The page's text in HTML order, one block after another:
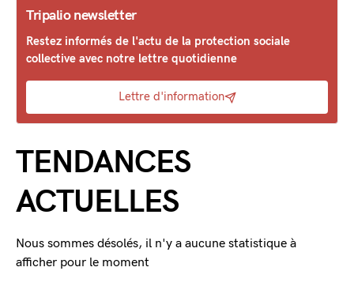
Tripalio newsletter
Restez informés de l'actu de la protection sociale
collective avec notre lettre quotidienne
Lettre d'information
TENDANCES
ACTUELLES
Nous sommes désolés, il n'y a aucune statistique à
afficher pour le moment